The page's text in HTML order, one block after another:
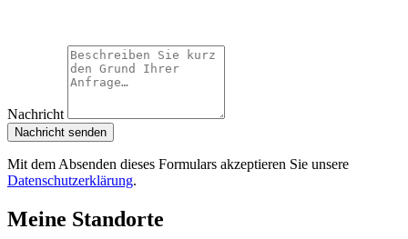
Nachricht
Nachricht senden
Mit dem Absenden dieses Formulars akzeptieren Sie unsere
Datenschutzerklärung.
Meine Standorte